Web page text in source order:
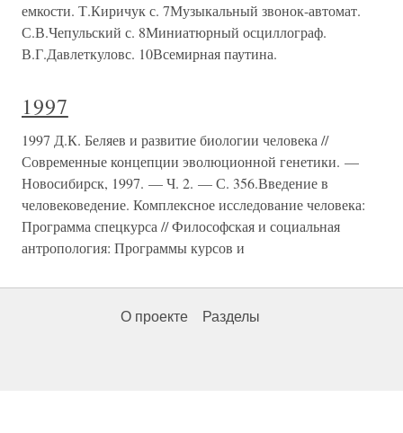
емкости. Т.Киричук с. 7Музыкальный звонок-автомат.
С.В.Чепульский с. 8Миниатюрный осциллограф.
В.Г.Давлеткуловс. 10Всемирная паутина.
1997
1997 Д.К. Беляев и развитие биологии человека //
Современные концепции эволюционной генетики. —
Новосибирск, 1997. — Ч. 2. — С. 356.Введение в
человековедение. Комплексное исследование человека:
Программа спецкурса // Философская и социальная
антропология: Программы курсов и
О проекте Разделы